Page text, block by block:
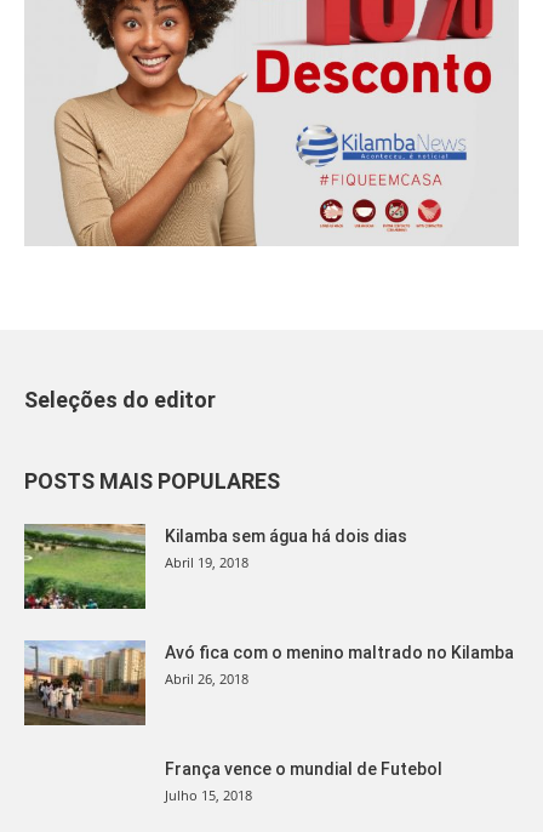
Seleções do editor
POSTS MAIS POPULARES
Kilamba sem água há dois dias
Abril 19, 2018
Avó fica com o menino maltrado no Kilamba
Abril 26, 2018
França vence o mundial de Futebol
Julho 15, 2018